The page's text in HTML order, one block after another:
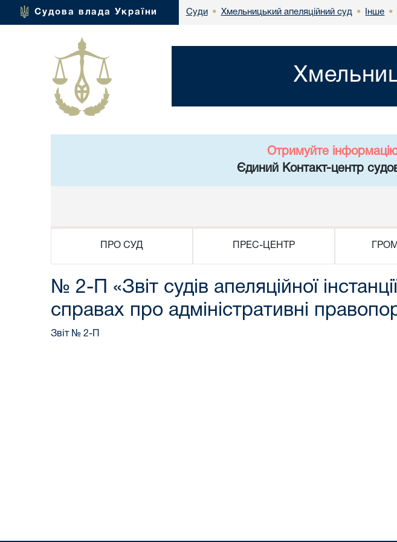
Судова влада України Суди • Хмельницький апеляційний суд • Інше •
Отримуйте
Єдиний Контакт-центр
ПРО СУД ПРЕС-ЦЕНТР
№ 2-П «Звіт судів апеляційної
справах про адміністративні
Звіт № 2-П